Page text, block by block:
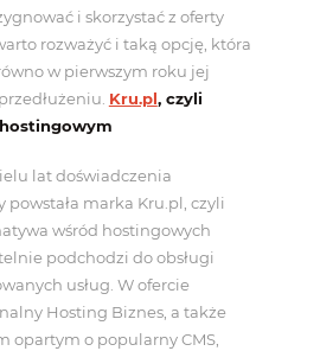
i skorzystać z oferty
rozważyć i taką opcję, która
w pierwszym roku jej
Kru.pl, czyli
lat doświadczenia
powstała marka Kru.pl, czyli
wśród hostingowych
podchodzi do obsługi
usług. W ofercie
Hosting Biznes, a także
opartym o popularny CMS,